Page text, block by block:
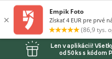
Len v aplikácii!
od 50 ks s kódom